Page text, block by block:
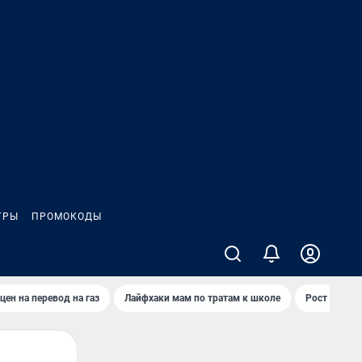
ПРОМОКОДЫ
на перевод на газ Лайфхаки мам по тратам к школе Рост цен на